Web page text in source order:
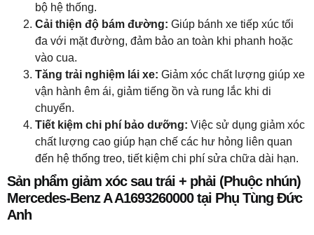
bộ hệ thống.
Cải thiện độ bám đường: Giúp bánh xe tiếp xúc tối
đa với mặt đường, đảm bảo an toàn khi phanh hoặc
vào cua.
Tăng trải nghiệm lái xe: Giảm xóc chất lượng giúp xe
vận hành êm ái, giảm tiếng ồn và rung lắc khi di
chuyển.
Tiết kiệm chi phí bảo dưỡng: Việc sử dụng giảm xóc
chất lượng cao giúp hạn chế các hư hỏng liên quan
đến hệ thống treo, tiết kiệm chi phí sửa chữa dài hạn.
Sản phẩm giảm xóc sau trái + phải (Phuộc nhún)
Mercedes-Benz A A1693260000 tại Phụ Tùng Đức
Anh